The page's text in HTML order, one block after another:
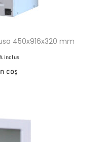
450x916x320 mm
inclus
coș